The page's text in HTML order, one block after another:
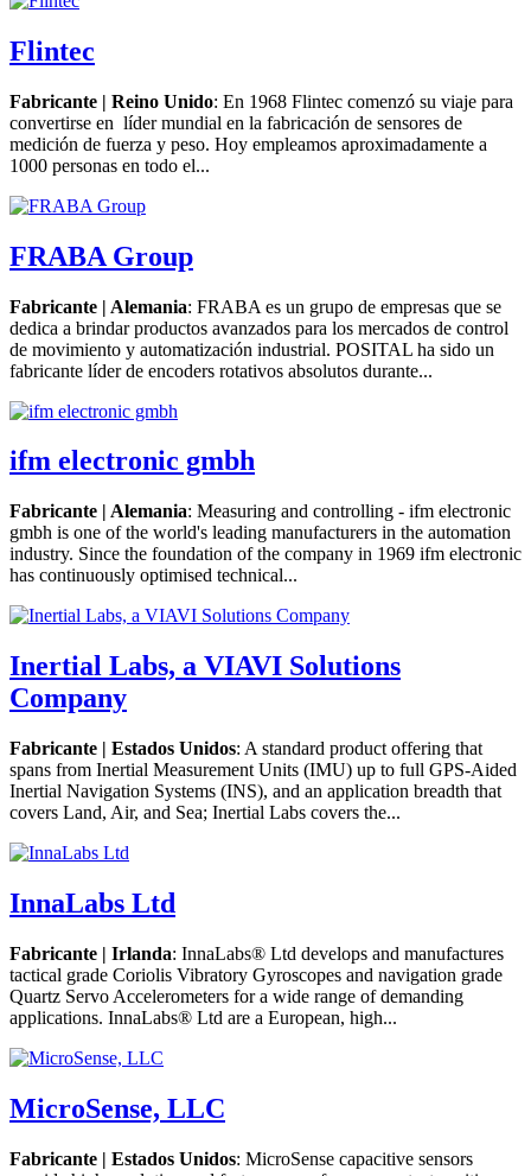
Flintec
Fabricante | Reino Unido: En 1968 Flintec comenzó su viaje para
convertirse en líder mundial en la fabricación de sensores de
medición de fuerza y peso. Hoy empleamos aproximadamente a
1000 personas en todo el...
FRABA Group
Fabricante | Alemania: FRABA es un grupo de empresas que se
dedica a brindar productos avanzados para los mercados de control
de movimiento y automatización industrial. POSITAL ha sido un
fabricante líder de encoders rotativos absolutos durante...
ifm electronic gmbh
Fabricante | Alemania: Measuring and controlling - ifm electronic
gmbh is one of the world's leading manufacturers in the automation
industry. Since the foundation of the company in 1969 ifm electronic
has continuously optimised technical...
Inertial Labs, a VIAVI Solutions
Company
Fabricante | Estados Unidos: A standard product offering that
spans from Inertial Measurement Units (IMU) up to full GPS-Aided
Inertial Navigation Systems (INS), and an application breadth that
covers Land, Air, and Sea; Inertial Labs covers the...
InnaLabs Ltd
Fabricante | Irlanda: InnaLabs® Ltd develops and manufactures
tactical grade Coriolis Vibratory Gyroscopes and navigation grade
Quartz Servo Accelerometers for a wide range of demanding
applications. InnaLabs® Ltd are a European, high...
MicroSense, LLC
Fabricante | Estados Unidos: MicroSense capacitive sensors